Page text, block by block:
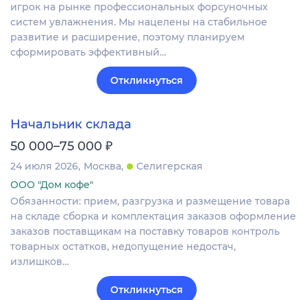
игрок на рынке профессиональных форсуночных
систем увлажнения. Мы нацелены на стабильное
развитие и расширение, поэтому планируем
сформировать эффективный…
Откликнуться
Начальник склада
50 000–75 000 ₽
24 июля 2026 Москва
Селигерская
ООО "Дом кофе"
Обязанности: прием, разгрузка и размещение товара
на складе сборка и комплектация заказов оформление
заказов поставщикам на поставку товаров контроль
товарных остатков, недопущение недостач,
излишков…
Откликнуться